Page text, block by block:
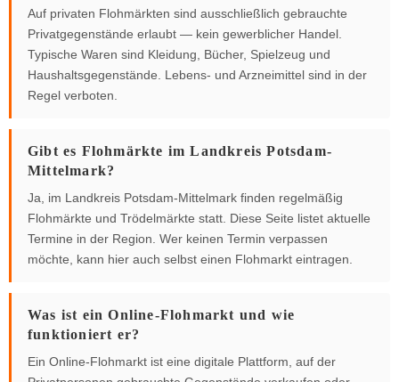
Auf privaten Flohmärkten sind ausschließlich gebrauchte
Privatgegenstände erlaubt — kein gewerblicher Handel.
Typische Waren sind Kleidung, Bücher, Spielzeug und
Haushaltsgegenstände. Lebens- und Arzneimittel sind in der
Regel verboten.
Gibt es Flohmärkte im Landkreis Potsdam-
Mittelmark?
Ja, im Landkreis Potsdam-Mittelmark finden regelmäßig
Flohmärkte und Trödelmärkte statt. Diese Seite listet aktuelle
Termine in der Region. Wer keinen Termin verpassen
möchte, kann hier auch selbst einen Flohmarkt eintragen.
Was ist ein Online-Flohmarkt und wie
funktioniert er?
Ein Online-Flohmarkt ist eine digitale Plattform, auf der